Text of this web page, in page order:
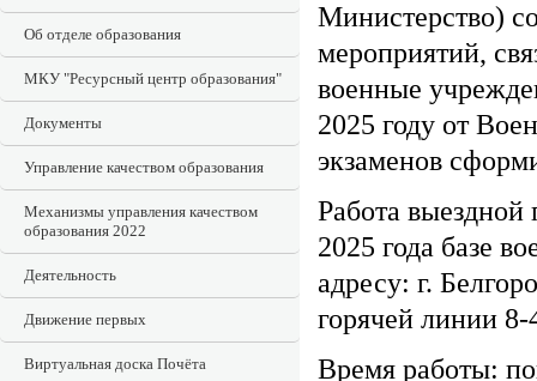
Об отделе образования
МКУ "Ресурсный центр образования"
Документы
Управление качеством образования
Механизмы управления качеством
образования 2022
Деятельность
Движение первых
Виртуальная доска Почёта
Министерство)
мероприятий,
военные
2025 году от
экзаменов
Работа
2025 года базе
адресу: г.
горячей линии
Время работы: